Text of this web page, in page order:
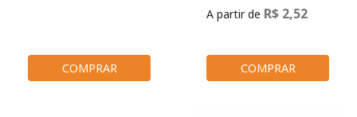
COMPRAR
A partir de R$ 2,52
COMPRAR